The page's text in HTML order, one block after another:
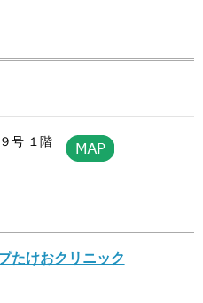
号 １階
たけおクリニック